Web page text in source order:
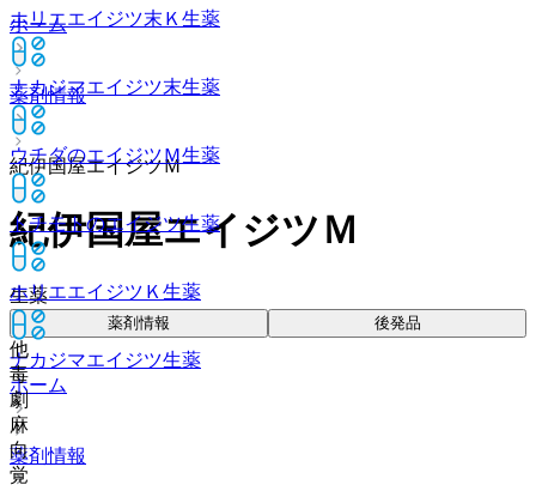
ホリエエイジツ末Ｋ 生薬
ナカジマエイジツ末生薬
ウチダのエイジツＭ生薬
トチモトのエイジツ生薬
ホリエエイジツＫ 生薬
ナカジマエイジツ生薬
ホーム
薬剤情報
ホーム
薬剤情報
紀伊国屋エイジツＭ
紀伊国屋エイジツＭ
生薬
薬剤情報 後発品
他
毒
劇
麻
向
覚